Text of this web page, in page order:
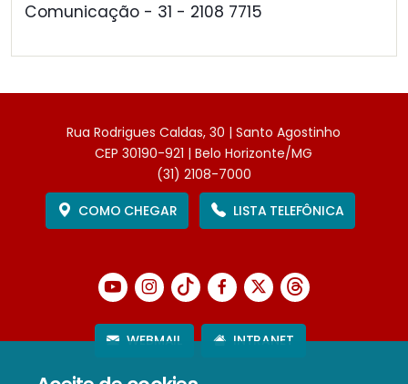
Comunicação - 31 - 2108 7715
Rua Rodrigues Caldas, 30 | Santo Agostinho
CEP 30190-921 | Belo Horizonte/MG
(31) 2108-7000
COMO CHEGAR
LISTA TELEFÔNICA
WEBMAIL INTRANET